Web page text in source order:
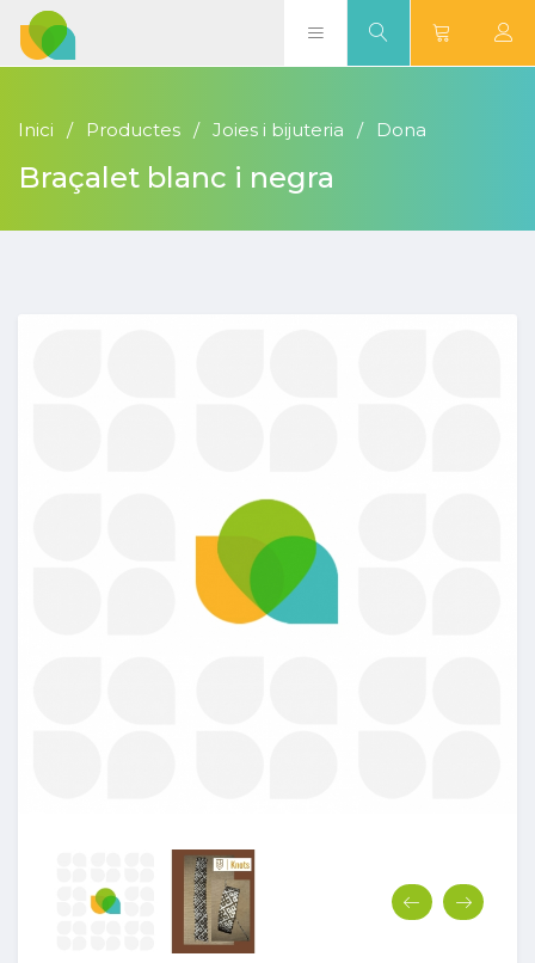
Inici Productes Joies i bijuteria Dona
Braçalet blanc i negra